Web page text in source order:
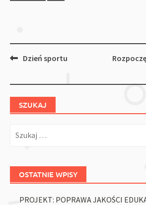
PostDzień sportu
SZUKAJ
OSTATNIE WPISY
PROJEKT: POPRAWA JAKOŚCI